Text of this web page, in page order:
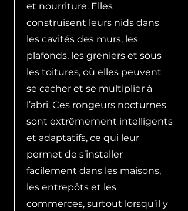
et nourriture. Elles
construisent leurs nids dans
les cavités des murs, les
plafonds, les greniers et sous
les toitures, où elles peuvent
se cacher et se multiplier à
l’abri. Ces rongeurs nocturnes
sont extrêmement intelligents
et adaptatifs, ce qui leur
permet de s’installer
facilement dans les maisons,
les entrepôts et les
commerces, surtout lorsqu’il y